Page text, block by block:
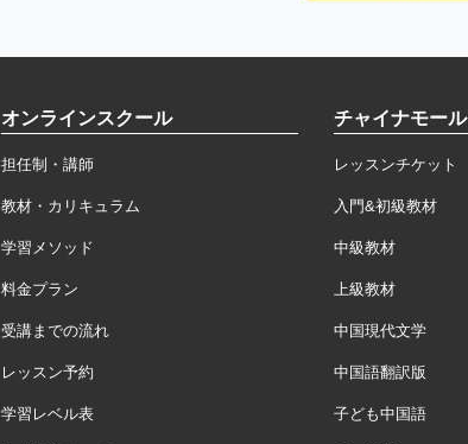
オンラインスクール
担任制・講師
教材・カリキュラム
学習メソッド
料金プラン
受講までの流れ
レッスン予約
学習レベル表
チャイナモール
レッスンチケット
入門&初級教材
中級教材
上級教材
中国現代文学
中国語翻訳版
子ども中国語